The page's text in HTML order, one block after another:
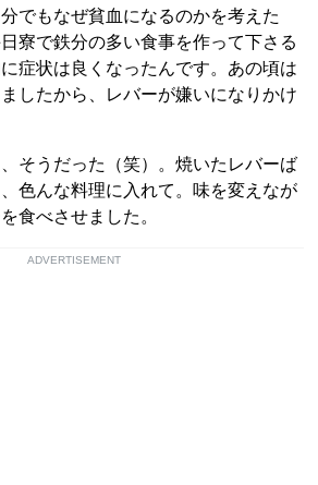
でもなぜ貧血になるのかを考えた
寮で鉄分の多い食事を作って下さる
症状は良くなったんです。あの頃は
したから、レバーが嫌いになりかけ
そうだった（笑）。焼いたレバーば
色んな料理に入れて。味を変えなが
食べさせました。
ADVERTISEMENT